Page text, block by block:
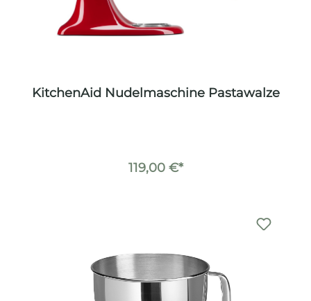
KitchenAid Nudelmaschine Pastawalze
119,00 €*